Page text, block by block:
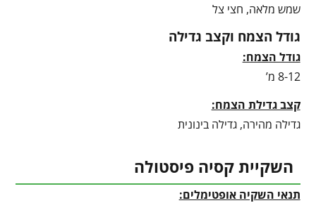
שמש מלאה, חצי צל
גודל הצמח וקצב גדילה
גודל הצמח:
8-12 מ’
קצב גדילת הצמח:
גדילה מהירה, גדילה בינונית
השקיית קסיה פיסטולה
תנאי השקיה אופטימלים: